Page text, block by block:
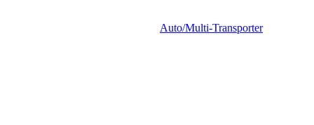
Auto/Multi-Transporter